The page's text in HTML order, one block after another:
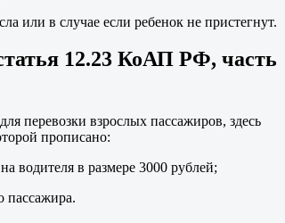
или в случае если ребенок не пристегнут.
12.23 КоАП РФ, часть
перевозки взрослых пассажиров, здесь
прописано:
водителя в размере 3000 рублей;
пассажира.